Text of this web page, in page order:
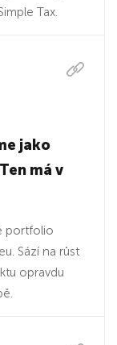
Tax.
jako
má v
portfolio
Sází na růst
opravdu